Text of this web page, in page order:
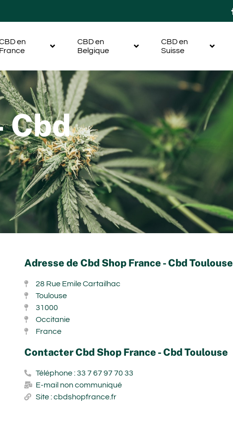
en
France
CBD en
Belgique
CBD en
Suisse
Cbd
Adresse de Cbd Shop France - Cbd Toulouse
28 Rue Emile Cartailhac
Toulouse
31000
Occitanie
France
Contacter Cbd Shop France - Cbd Toulouse
Téléphone : 33 7 67 97 70 33
E-mail non communiqué
Site : cbdshopfrance.fr